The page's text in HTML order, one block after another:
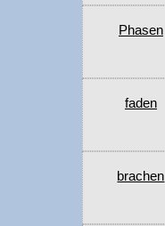
Phasen
faden
brachen